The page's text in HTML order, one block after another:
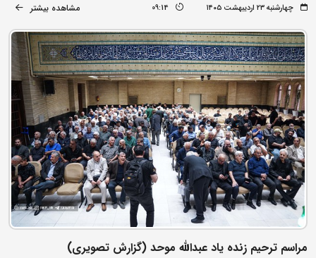
چهارشنبه ۲۳ اردیبهشت ۱۴۰۵ 09:14 مشاهده بیشتر
مراسم ترحیم زنده یاد عبدالله موحد (گزارش تصویری)